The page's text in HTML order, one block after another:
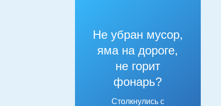
Не убран мусор,
яма на дороге,
не горит
фонарь?
Столкнулись с